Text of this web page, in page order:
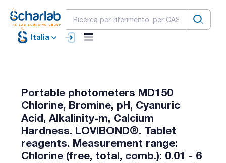
Italia
Portable photometers MD150
Chlorine, Bromine, pH, Cyanuric
Acid, Alkalinity-m, Calcium
Hardness. LOVIBOND®. Tablet
reagents. Measurement range:
Chlorine (free, total, comb.): 0.01 - 6